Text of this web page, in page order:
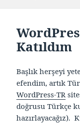
Katıldım
Başlık herşeyi
efendim, artık
WordPress-TR
doğrusu Türkçe
hazırlayacağız).